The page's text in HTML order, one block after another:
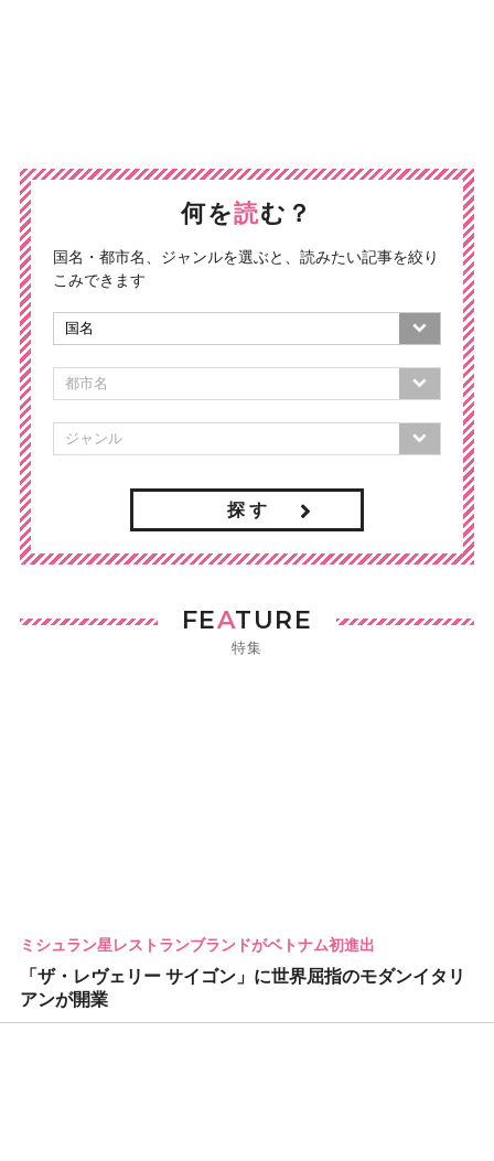
何を読む？
国名・都市名、ジャンルを選ぶと、読みたい記事を絞り
こみできます
探 す
FEATURE
特集
ミシュラン星レストランブランドがベトナム初進出
「ザ・レヴェリー サイゴン」に世界屈指のモダンイタリ
アンが開業